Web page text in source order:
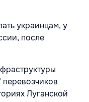
украинцам, у
после
Луганской